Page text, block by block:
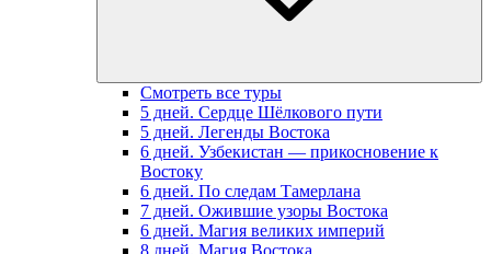
Смотреть все туры
5 дней. Сердце Шёлкового пути
5 дней. Легенды Востока
6 дней. Узбекистан — прикосновение к
Востоку
6 дней. По следам Тамерлана
7 дней. Ожившие узоры Востока
6 дней. Магия великих империй
8 дней. Магия Востока